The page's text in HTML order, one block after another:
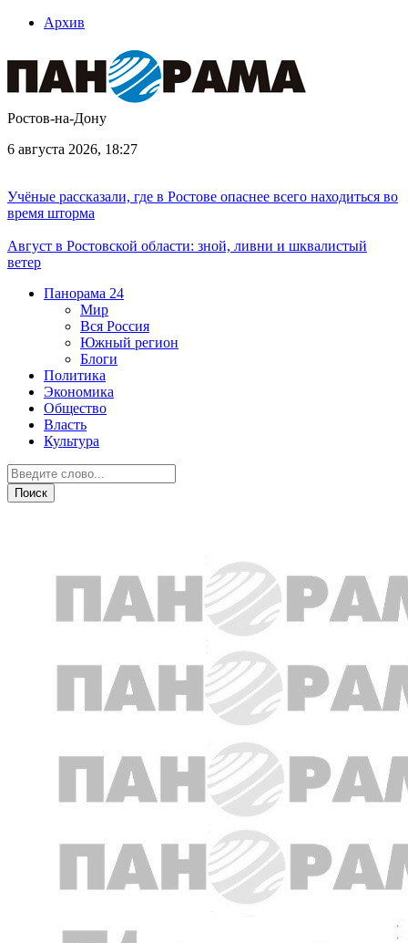
Архив
Ростов-на-Дону
6 августа 2026, 18:27
Учёные рассказали, где в Ростове опаснее всего находиться во
время шторма
Август в Ростовской области: зной, ливни и шквалистый
ветер
Панорама 24
Мир
Вся Россия
Южный регион
Блоги
Политика
Экономика
Общество
Власть
Культура